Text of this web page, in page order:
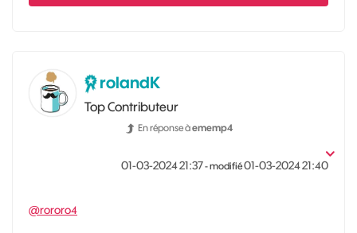
rolandK
Top Contributeur
En réponse àememp4
‎01-03-202421:37- modifié‎01-03-202421:40
@rororo4